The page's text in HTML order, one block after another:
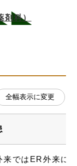
科）
全幅表示に変更
来ではER外来に